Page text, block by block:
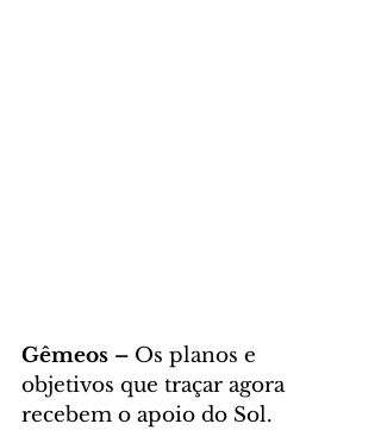
Gêmeos – Os planos e
objetivos que traçar agora
recebem o apoio do Sol.